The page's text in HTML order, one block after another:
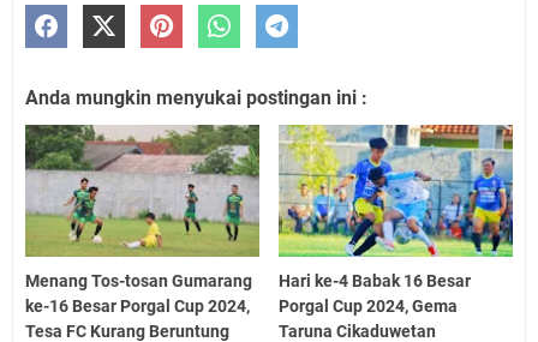
Anda mungkin menyukai postingan ini :
Menang Tos-tosan Gumarang
ke-16 Besar Porgal Cup 2024,
Tesa FC Kurang Beruntung
Hari ke-4 Babak 16 Besar
Porgal Cup 2024, Gema
Taruna Cikaduwetan